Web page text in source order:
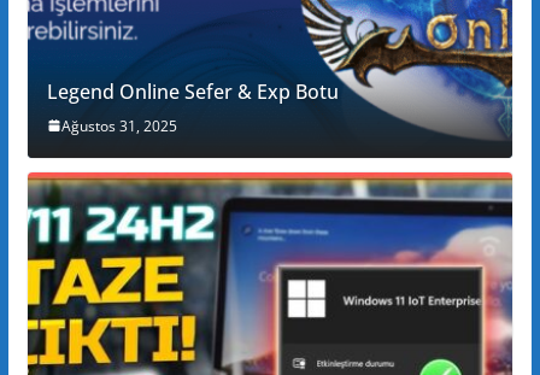
Legend Online Sefer & Exp Botu
Ağustos 31, 2025